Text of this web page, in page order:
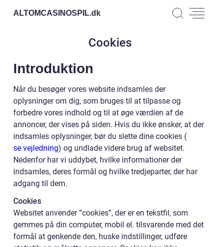
ALTOMCASINOSPIL.dk
Cookies
Introduktion
Når du besøger vores website indsamles der
oplysninger om dig, som bruges til at tilpasse og
forbedre vores indhold og til at øge værdien af de
annoncer, der vises på siden. Hvis du ikke ønsker, at der
indsamles oplysninger, bør du slette dine cookies (
se vejledning) og undlade videre brug af websitet.
Nedenfor har vi uddybet, hvilke informationer der
indsamles, deres formål og hvilke tredjeparter, der har
adgang til dem.
Cookies
Websitet anvender ”cookies”, der er en tekstfil, som
gemmes på din computer, mobil el. tilsvarende med det
formål at genkende den, huske indstillinger, udføre